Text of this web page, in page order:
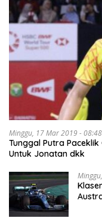
Minggu, 17 Mar 2019 -
Tunggal Putra Paceklik
Untuk Jonatan dkk